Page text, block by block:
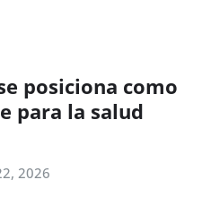
posiciona como
para la salud
2026